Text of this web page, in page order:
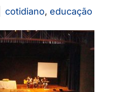
cotidiano, educação